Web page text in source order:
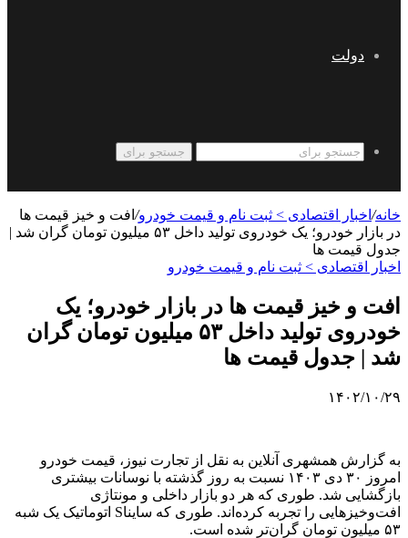
دولت
جستجو برای
خانه/ اخبار اقتصادی > ثبت نام و قیمت خودرو/ افت و خیز قیمت ها
در بازار خودرو؛ یک خودروی تولید داخل ۵۳ میلیون تومان گران شد |
جدول قیمت ها
اخبار اقتصادی > ثبت نام و قیمت خودرو
افت و خیز قیمت ها در بازار خودرو؛ یک
خودروی تولید داخل ۵۳ میلیون تومان گران
شد | جدول قیمت ها
۱۴۰۲/۱۰/۲۹
به گزارش همشهری آنلاین به نقل از تجارت نیوز، قیمت خودرو
امروز ۳۰ دی ۱۴۰۳ نسبت به روز گذشته با نوسانات بیشتری
بازگشایی شد. طوری که هر دو بازار داخلی و مونتاژی
افت‌وخیزهایی را تجربه کرده‌اند. طوری که سایناS اتوماتیک یک شبه
۵۳ میلیون تومان گران‌تر شده است.